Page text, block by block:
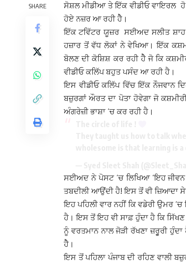
SHARE
ਸੋਸ਼ਲ ਮੀਡੀਆ ਤੇ ਇੱਕ ਵੀਡੀਓ ਵਾਇਰਲ ਹੋ
ਹੋਏ ਨਜ਼ਰ ਆ ਰਹੀ ਹੇੈ।
ਇੱਕ ਟਵਿੱਟਰ ਯੂਜ਼ਰ ਸਈਅਦ ਸਲੀਤ ਸ਼ਾਹ
ਹਜ਼ਾਰ ਤੋਂ ਵੱਧ ਲੋਕਾਂ ਨੇ ਵੇਖਿਆ। ਇੱਕ
ਬੋਲਣ ਦੀ ਕੋਸ਼ਿਸ਼ ਕਰ ਰਹੀ ਹੇੈ ਜੋ ਕਿ
ਵੀਡੀਓ ਕਲਿੱਪ ਬਹੁਤ ਪਸੰਦ ਆ ਰਹੀ ਹੈ।
ਇਸ ਵੀਡੀਓ ਕਲਿੱਪ ਵਿੱਚ ਇੱਕ ਨੌਜਵਾਨ
ਬਜ਼ੁਰਗਾਂ ਔਰਤ ਦਾ ਪੋਤਾ ਹੋਵੇਗਾ ਜੋ
ਅੰਗਰੇਜ਼ੀ ਭਾਸ਼ਾ ‘ਚ ਕਰ ਰਹੀ ਹੈ।
ਸਈਅਦ ਨੇ ਪੋਸਟ ‘ਚ ਲਿਖਿਆ ‘ਇਹ
ਤਬਦੀਲੀ ਆਉਂਦੀ ਹੈ! ਇਸ ਤੋਂ ਵੀ ਜ਼ਿਆਦਾ
ਇਹ ਪਹਿਲੀ ਵਾਰ ਨਹੀਂ ਕਿ ਵਡੇਰੀ ਉਮਰ
ਹੈ। ਇਸ ਤੋਂ ਇਹ ਵੀ ਸਾਫ਼ ਹੁੰਦਾ ਹੈ ਕਿ
ਨੂੰ ਵਰਤਮਾਨ ਨਾਲ ਜੋੜੀ ਰੱਖਣਾ ਜ਼ਰੁੂਰੀ
ਹੇੈ।
ਇਸ ਤੋਂ ਪਹਿਲਾ ਪੰਜਾਬ ਦੀ ਰਹਿਣ ਵਾਲੀ